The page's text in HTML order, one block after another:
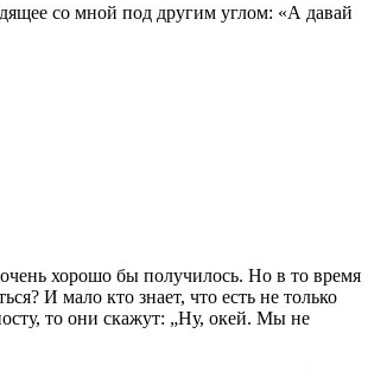
со мной под другим углом: «А давай
хорошо бы получилось. Но в то время
И мало кто знает, что есть не только
то они скажут: „Ну, окей. Мы не